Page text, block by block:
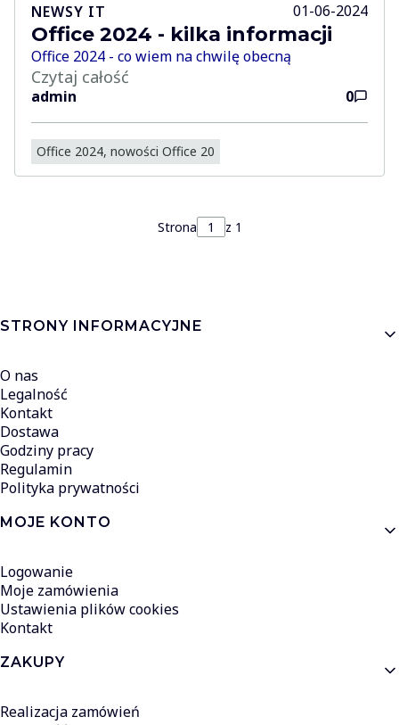
NEWSY IT 01-06-2024
Office 2024 - kilka informacji
Office 2024 - co wiem na chwilę obecną
Czytaj całość
admin 0
Office 2024, nowości Office 20
Strona z 1
Linki w stopce
STRONY INFORMACYJNE
O nas
Legalność
Kontakt
Dostawa
Godziny pracy
Regulamin
Polityka prywatności
MOJE KONTO
Logowanie
Moje zamówienia
Ustawienia plików cookies
Kontakt
ZAKUPY
Realizacja zamówień